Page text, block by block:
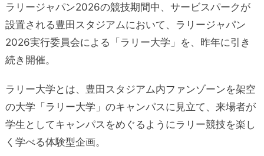
ラリージャパン2026の競技期間中、サービスパークが
設置される豊田スタジアムにおいて、ラリージャパン
2026実行委員会による「ラリー大学」を、昨年に引き
続き開催。
ラリー大学とは、豊田スタジアム内ファンゾーンを架空
の大学「ラリー大学」のキャンパスに見立て、来場者が
学生としてキャンパスをめぐるようにラリー競技を楽し
く学べる体験型企画。